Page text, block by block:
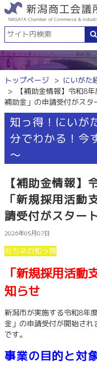
トップページ にいがた
【補助金情報】令和8
補助金」の申請受付がスタ
知っ得！にい
分でわかる！今
～
【補助金情報】
「新規採用活動
請受付がスター
2026年05月07日
おカネの知っ得
「新規採用活動
知らせ
新潟市が実施する令和8年
金」の申請受付が開始され
です。
事業の目的と対